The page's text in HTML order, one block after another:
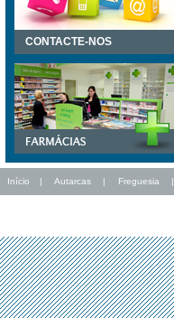
CONTACTE-NOS
Início | Autarcas | Freguesia |